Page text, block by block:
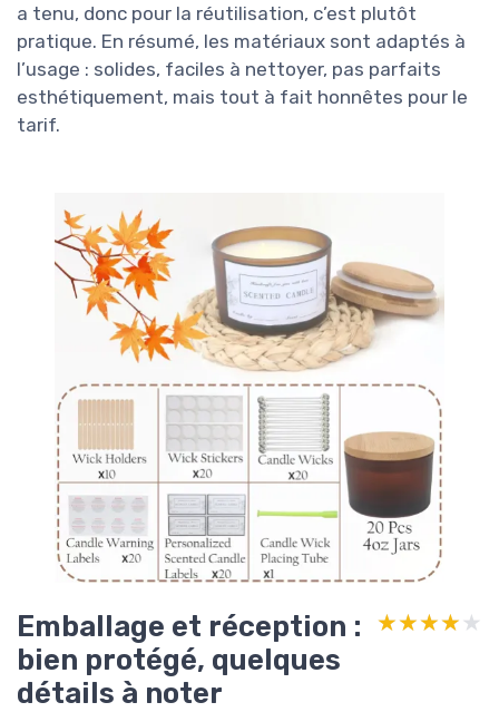
a tenu, donc pour la réutilisation, c’est plutôt
pratique. En résumé, les matériaux sont adaptés à
l’usage : solides, faciles à nettoyer, pas parfaits
esthétiquement, mais tout à fait honnêtes pour le
tarif.
Emballage et réception :
bien protégé, quelques
détails à noter
★★★★★
★★★★★